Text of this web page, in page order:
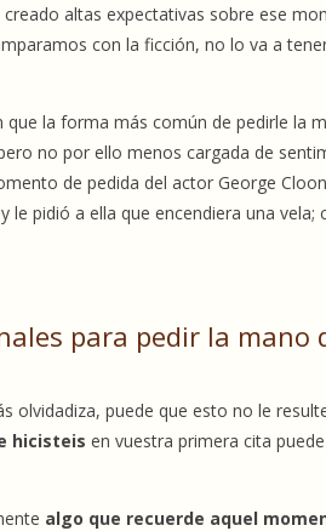
altas expectativas sobre ese
con la ficción, no lo va a
que la forma más común de pedirle la
no por ello menos cargada de
de pedida del actor George
le pidió a ella que encendiera una
para pedir la mano
olvidadiza, puede que esto no le
hicisteis en vuestra primera cita
algo que recuerde aquel